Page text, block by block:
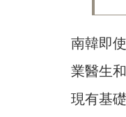
南韓即
業醫生
現有基